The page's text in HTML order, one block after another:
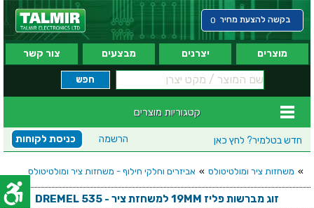
בקשה להצעת מחיר 0
מוצרים יצרנים מבצעים צור קשר
קטגוריות מוצרים
חדש בטלמיר? לחץ כאן כניסת לקוחות הרשמה
» משחזות ציר ומולטיטולס » אביזרים וחלקי חילוף - משחזות ציר ומולטיטולס
זוג מברשות פליז 19MM למשחזת ציר - DREMEL 535